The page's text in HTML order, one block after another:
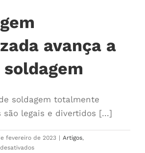
avança a
soldagem totalmente
são legais e divertidos [...]
fevereiro de 2023 | Artigos,
em